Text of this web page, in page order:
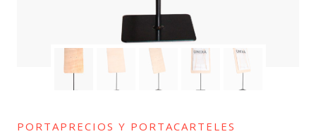
PORTAPRECIOS Y PORTACARTELES